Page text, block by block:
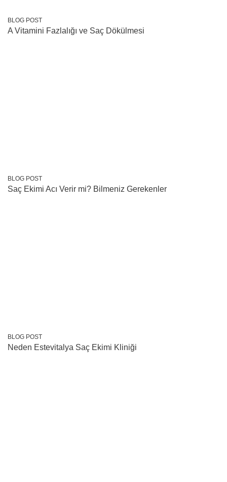
BLOG POST
A Vitamini Fazlalığı ve Saç Dökülmesi
BLOG POST
Saç Ekimi Acı Verir mi? Bilmeniz Gerekenler
BLOG POST
Neden Estevitalya Saç Ekimi Kliniği